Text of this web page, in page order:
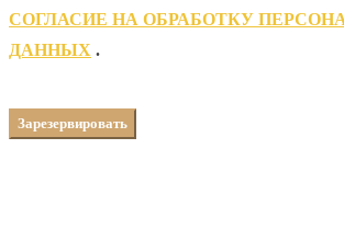
CОГЛАСИЕ НА ОБРАБОТКУ
ДАННЫХ .